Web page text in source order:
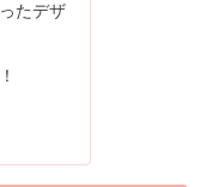
たデザ